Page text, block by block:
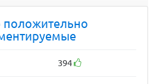
394